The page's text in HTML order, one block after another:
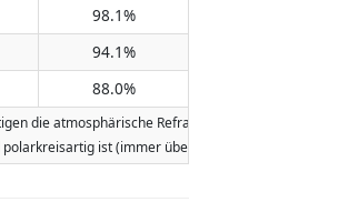
98.1%
94.1%
88.0%
die atmosphärische Refraktion der Erde.
ist (immer über oder immer unter